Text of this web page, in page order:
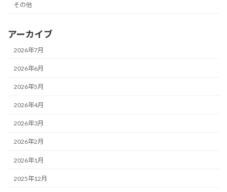
その他
アーカイブ
2026年7月
2026年6月
2026年5月
2026年4月
2026年3月
2026年2月
2026年1月
2025年12月